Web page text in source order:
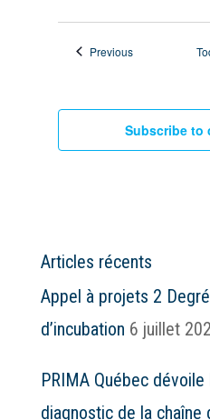
PreviousEvents
Subscribe to
Articles récents
Appel à projets 2
d’incubation 6 juillet
PRIMA Québec
diagnostic de la chaîne